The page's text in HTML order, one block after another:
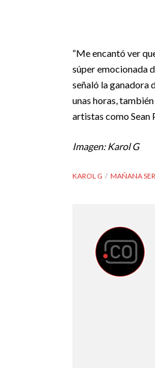
“Me encantó ver
súper emocionada
señaló la ganadora
unas horas,
artistas como Sean
Imagen: Karol G
KAROL G MAÑANA